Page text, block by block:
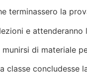
terminassero la
e
di materiale
classe